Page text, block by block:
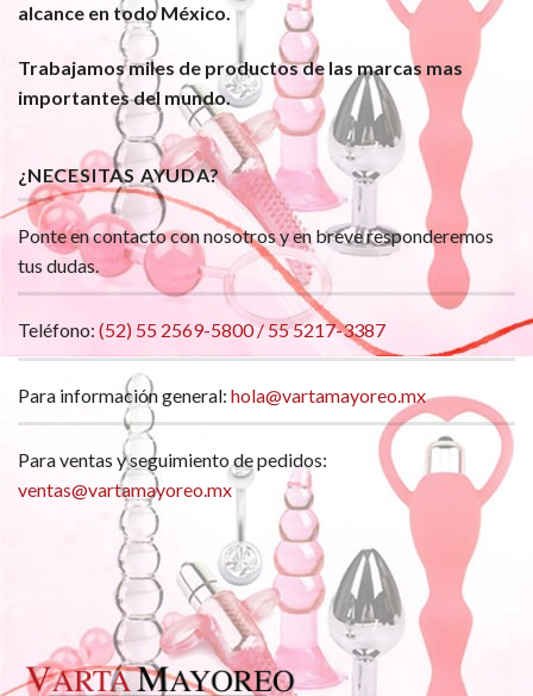
alcance en todo México.
Trabajamos miles de productos de las marcas mas
importantes del mundo.
¿NECESITAS AYUDA?
Ponte en contacto con nosotros y en breve responderemos
tus dudas.
Teléfono: (52) 55 2569-5800 / 55 5217-3387
Para información general: hola@vartamayoreo.mx
Para ventas y seguimiento de pedidos:
ventas@vartamayoreo.mx